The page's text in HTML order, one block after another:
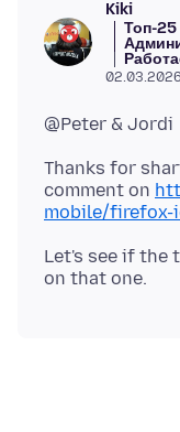
Kiki
Топ-
Thanks for
comment on
mobile/firefox-
Let's see if the